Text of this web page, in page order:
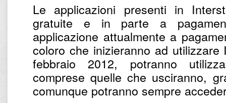
Le applicazioni presenti in
gratuite e in parte a
applicazione attualmente a
coloro che inizieranno ad
febbraio 2012, potranno
comprese quelle che usciranno,
comunque potranno sempre